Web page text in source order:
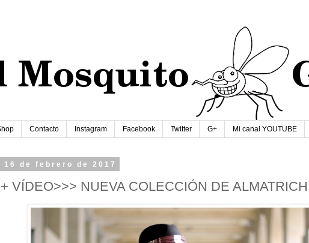
Contacto Instagram Facebook Twitter G+ Mi canal YOUTUBE
16 de febrero de 2017
VÍDEO>>> NUEVA COLECCIÓN DE